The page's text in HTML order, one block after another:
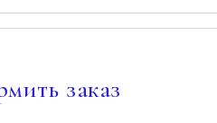
заказ